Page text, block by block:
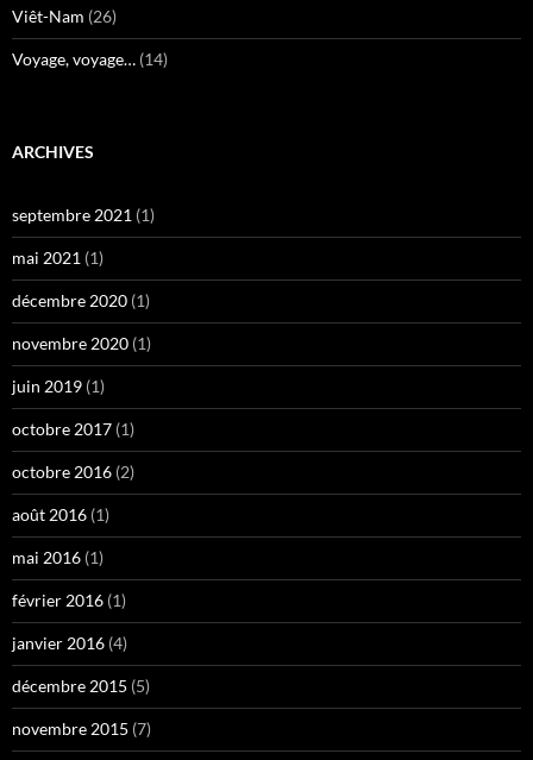
Viêt-Nam (26)
Voyage, voyage… (14)
ARCHIVES
septembre 2021 (1)
mai 2021 (1)
décembre 2020 (1)
novembre 2020 (1)
juin 2019 (1)
octobre 2017 (1)
octobre 2016 (2)
août 2016 (1)
mai 2016 (1)
février 2016 (1)
janvier 2016 (4)
décembre 2015 (5)
novembre 2015 (7)